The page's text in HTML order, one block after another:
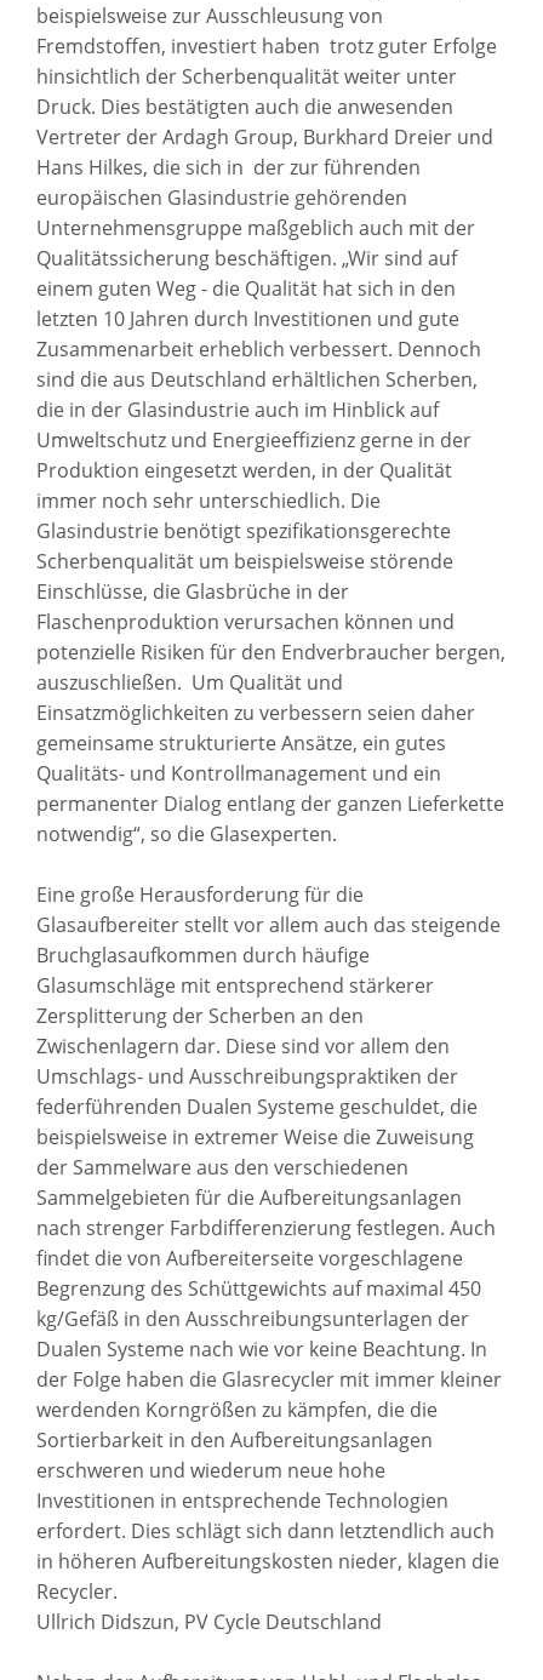
beispielsweise zur Ausschleusung von
Fremdstoffen, investiert haben trotz guter Erfolge
hinsichtlich der Scherbenqualität weiter unter
Druck. Dies bestätigten auch die anwesenden
Vertreter der Ardagh Group, Burkhard Dreier und
Hans Hilkes, die sich in der zur führenden
europäischen Glasindustrie gehörenden
Unternehmensgruppe maßgeblich auch mit der
Qualitätssicherung beschäftigen. „Wir sind auf
einem guten Weg - die Qualität hat sich in den
letzten 10 Jahren durch Investitionen und gute
Zusammenarbeit erheblich verbessert. Dennoch
sind die aus Deutschland erhältlichen Scherben,
die in der Glasindustrie auch im Hinblick auf
Umweltschutz und Energieeffizienz gerne in der
Produktion eingesetzt werden, in der Qualität
immer noch sehr unterschiedlich. Die
Glasindustrie benötigt spezifikationsgerechte
Scherbenqualität um beispielsweise störende
Einschlüsse, die Glasbrüche in der
Flaschenproduktion verursachen können und
potenzielle Risiken für den Endverbraucher bergen,
auszuschließen. Um Qualität und
Einsatzmöglichkeiten zu verbessern seien daher
gemeinsame strukturierte Ansätze, ein gutes
Qualitäts- und Kontrollmanagement und ein
permanenter Dialog entlang der ganzen Lieferkette
notwendig“, so die Glasexperten.
Eine große Herausforderung für die
Glasaufbereiter stellt vor allem auch das steigende
Bruchglasaufkommen durch häufige
Glasumschläge mit entsprechend stärkerer
Zersplitterung der Scherben an den
Zwischenlagern dar. Diese sind vor allem den
Umschlags- und Ausschreibungspraktiken der
federführenden Dualen Systeme geschuldet, die
beispielsweise in extremer Weise die Zuweisung
der Sammelware aus den verschiedenen
Sammelgebieten für die Aufbereitungsanlagen
nach strenger Farbdifferenzierung festlegen. Auch
findet die von Aufbereiterseite vorgeschlagene
Begrenzung des Schüttgewichts auf maximal 450
kg/Gefäß in den Ausschreibungsunterlagen der
Dualen Systeme nach wie vor keine Beachtung. In
der Folge haben die Glasrecycler mit immer kleiner
werdenden Korngrößen zu kämpfen, die die
Sortierbarkeit in den Aufbereitungsanlagen
erschweren und wiederum neue hohe
Investitionen in entsprechende Technologien
erfordert. Dies schlägt sich dann letztendlich auch
in höheren Aufbereitungskosten nieder, klagen die
Recycler.
Ullrich Didszun, PV Cycle Deutschland